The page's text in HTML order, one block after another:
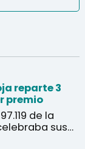
reparte 3
premio
de la
sus